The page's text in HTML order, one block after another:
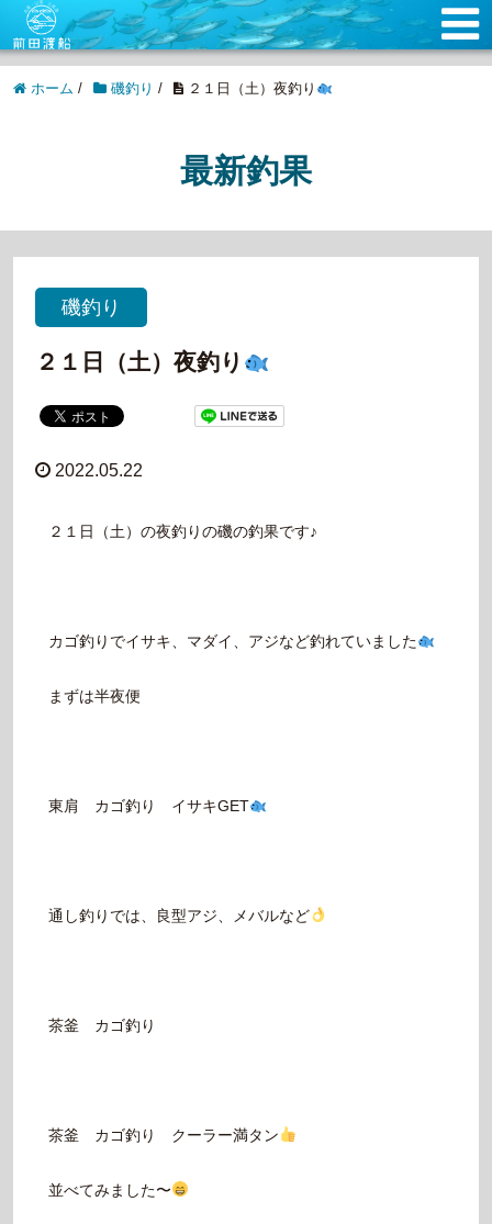
ホーム / 磯釣り / ２１日（土）夜釣り
最新釣果
磯釣り
２１日（土）夜釣り
2022.05.22
２１日（土）の夜釣りの磯の釣果です♪
カゴ釣りでイサキ、マダイ、アジなど釣れていました
まずは半夜便
東肩 カゴ釣り イサキGET
通し釣りでは、良型アジ、メバルなど
茶釜 カゴ釣り
茶釜 カゴ釣り クーラー満タン
並べてみました〜